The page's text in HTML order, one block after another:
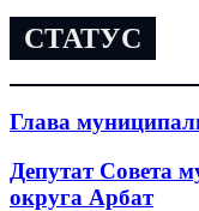
СТАТУС
Глава
Депутат Совета
округа Арбат